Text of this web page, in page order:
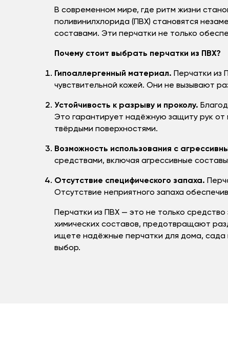
В современном мире, где ритм жизни
поливинилхлорида (ПВХ) становятся
составами. Эти перчатки не только
Почему стоит выбрать перчатки из ПВХ?
Гипоаллергенный материал. Перчатки из
чувствительной кожей. Они не вызывают
Устойчивость к разрыву и проколу.
Это гарантирует надёжную защиту рук от
твёрдыми поверхностями.
Возможность использования с
средствами, включая агрессивные
Отсутствие специфического запаха.
Отсутствие неприятного запаха
Перчатки из ПВХ — это не только
химических составов, предотвращают
ищете надёжные перчатки для дома, сада
выбор.